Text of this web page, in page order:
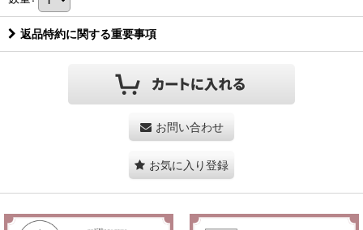
返品特約に関する重要事項
お問い合わせ
お気に入り登録